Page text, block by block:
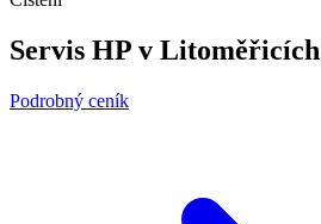
Servis HP v Litoměřicích
Podrobný ceník